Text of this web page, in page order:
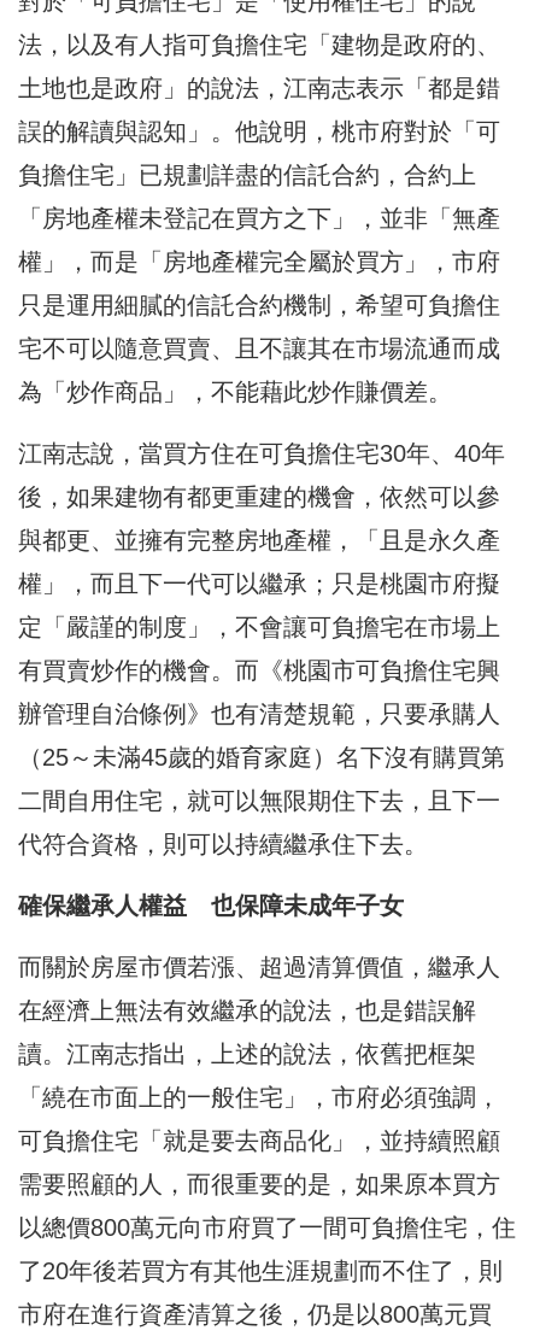
法，以及有人指可負擔住宅「建物是政府的、
土地也是政府」的說法，江南志表示「都是錯
誤的解讀與認知」。他說明，桃市府對於「可
負擔住宅」已規劃詳盡的信託合約，合約上
「房地產權未登記在買方之下」，並非「無產
權」，而是「房地產權完全屬於買方」，市府
只是運用細膩的信託合約機制，希望可負擔住
宅不可以隨意買賣、且不讓其在市場流通而成
為「炒作商品」，不能藉此炒作賺價差。
江南志說，當買方住在可負擔住宅30年、40年
後，如果建物有都更重建的機會，依然可以參
與都更、並擁有完整房地產權，「且是永久產
權」，而且下一代可以繼承；只是桃園市府擬
定「嚴謹的制度」，不會讓可負擔宅在市場上
有買賣炒作的機會。而《桃園市可負擔住宅興
辦管理自治條例》也有清楚規範，只要承購人
（25～未滿45歲的婚育家庭）名下沒有購買第
二間自用住宅，就可以無限期住下去，且下一
代符合資格，則可以持續繼承住下去。
確保繼承人權益 也保障未成年子女
而關於房屋市價若漲、超過清算價值，繼承人
在經濟上無法有效繼承的說法，也是錯誤解
讀。江南志指出，上述的說法，依舊把框架
「繞在市面上的一般住宅」，市府必須強調，
可負擔住宅「就是要去商品化」，並持續照顧
需要照顧的人，而很重要的是，如果原本買方
以總價800萬元向市府買了一間可負擔住宅，住
了20年後若買方有其他生涯規劃而不住了，則
市府在進行資產清算之後，仍是以800萬元買